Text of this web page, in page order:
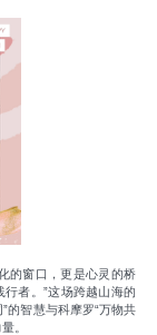
的窗口，更是心灵的桥
者。”这场跨越山海的
的智慧与科摩罗“万物共
。